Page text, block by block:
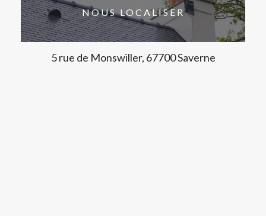
NOUS LOCALISER
5 rue de Monswiller, 67700 Saverne